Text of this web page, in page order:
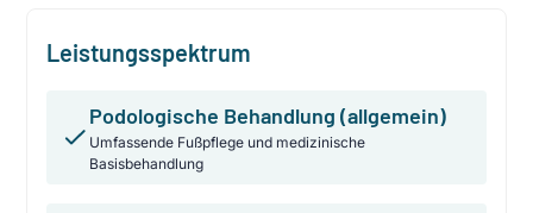
Leistungsspektrum
Podologische Behandlung (allgemein)
Umfassende Fußpflege und medizinische
Basisbehandlung